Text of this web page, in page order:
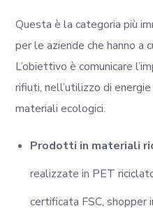
Questa è la categoria più
per le aziende che hanno a
L’obiettivo è comunicare
rifiuti, nell’utilizzo di
materiali ecologici.
Prodotti in materiali
realizzate in PET
certificata FSC, shopper